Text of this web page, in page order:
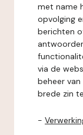
met name
opvolging
berichten
via de
beheer
brede zin
-